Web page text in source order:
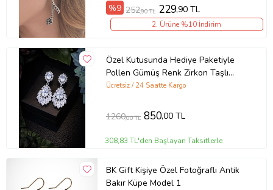
%9 252,90 TL 229,90 TL
2. Ürüne %10 İndirim
Özel Kutusunda Hediye Paketiyle
Pollen Gümüş Renk Zirkon Taşlı
Küpe Abiye Düğün Nişan Söz Parti
Ücretsiz / 24 Saatte Kargo
1260,00 TL 850,00 TL
308,83 TL'den Başlayan Taksitlerle
BK Gift Kişiye Özel Fotoğraflı Antik
Bakır Küpe Model 1